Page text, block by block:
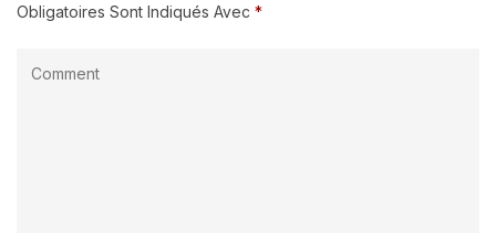
Obligatoires Sont Indiqués Avec *